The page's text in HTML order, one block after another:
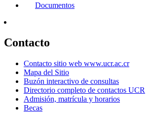
Documentos
Contacto
Contacto sitio web www.ucr.ac.cr
Mapa del Sitio
Buzón interactivo de consultas
Directorio completo de contactos UCR
Admisión, matrícula y horarios
Becas